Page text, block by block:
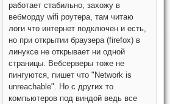
работает стабильно, захожу в
вебморду wifi роутера, там читаю
логи что интернет подключен и есть,
но при открытии браузера (firefox) в
линуксе не открывает ни одной
страницы. Вебсерверы тоже не
пингуются, пишет что "Network is
unreachable". Но с других то
компьютеров под виндой ведь все